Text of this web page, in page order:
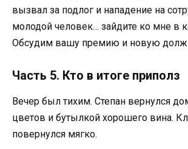
вызвал за подлог и нападение на
молодой человек… зайдите ко мне в
Обсудим вашу премию и новую
Часть 5. Кто в итоге приполз
Вечер был тихим. Степан вернулся
цветов и бутылкой хорошего вина.
повернулся мягко.